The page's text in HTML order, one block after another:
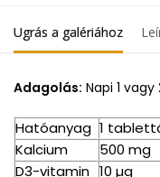
Ugrás a galériához
Adagolás: Napi 1
Hatóanyag 1
Kalcium
500 mg
D3-vitamin 10 µg